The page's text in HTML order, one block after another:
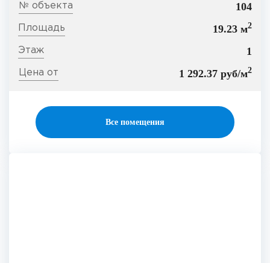
104
19.23 м2
1
1 292.37 руб/м2
Все помещения